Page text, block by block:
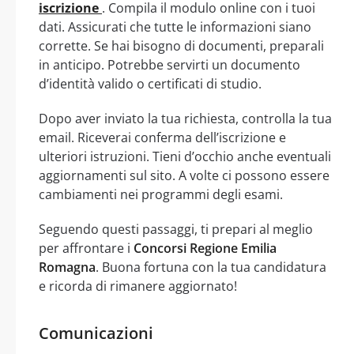
iscrizione . Compila il modulo online con i tuoi
dati. Assicurati che tutte le informazioni siano
corrette. Se hai bisogno di documenti, preparali
in anticipo. Potrebbe servirti un documento
d’identità valido o certificati di studio.
Dopo aver inviato la tua richiesta, controlla la tua
email. Riceverai conferma dell’iscrizione e
ulteriori istruzioni. Tieni d’occhio anche eventuali
aggiornamenti sul sito. A volte ci possono essere
cambiamenti nei programmi degli esami.
Seguendo questi passaggi, ti prepari al meglio
per affrontare i Concorsi Regione Emilia
Romagna. Buona fortuna con la tua candidatura
e ricorda di rimanere aggiornato!
Comunicazioni